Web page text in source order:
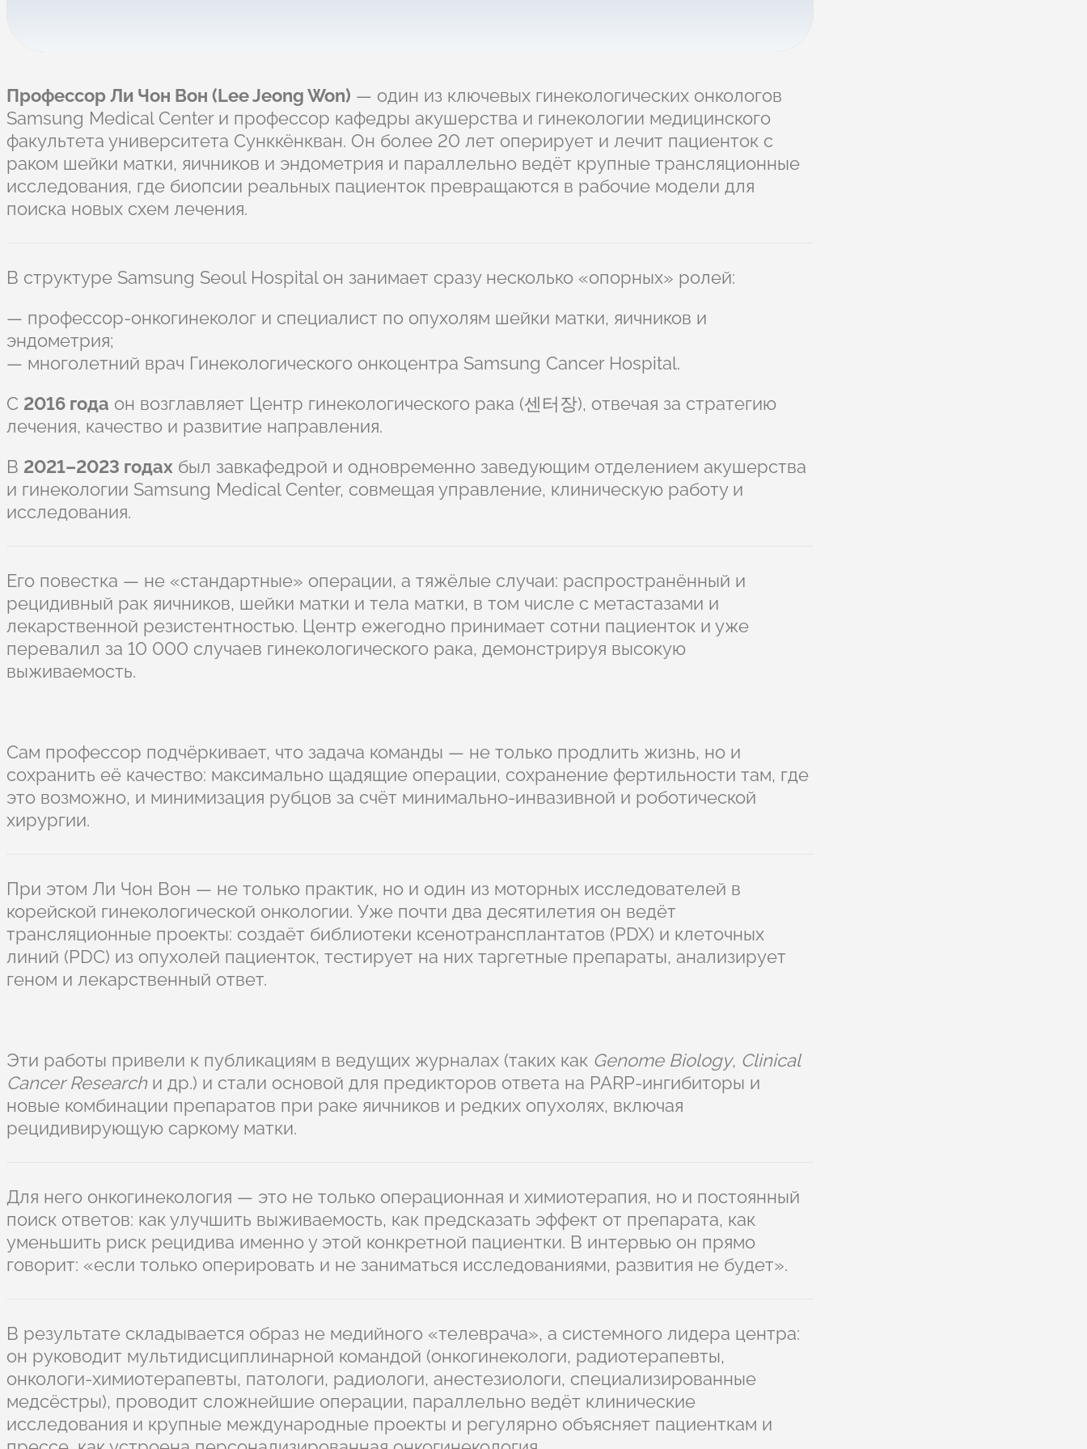
Профессор Ли Чон Вон (Lee Jeong Won) — один из ключевых гинекологических онкологов
Samsung Medical Center и профессор кафедры акушерства и гинекологии медицинского
факультета университета Сунккёнкван. Он более 20 лет оперирует и лечит пациенток с
раком шейки матки, яичников и эндометрия и параллельно ведёт крупные трансляционные
исследования, где биопсии реальных пациенток превращаются в рабочие модели для
поиска новых схем лечения.
В структуре Samsung Seoul Hospital он занимает сразу несколько «опорных» ролей:
— профессор-онкогинеколог и специалист по опухолям шейки матки, яичников и
эндометрия;
— многолетний врач Гинекологического онкоцентра Samsung Cancer Hospital.
С 2016 года он возглавляет Центр гинекологического рака (센터장), отвечая за стратегию
лечения, качество и развитие направления.
В 2021–2023 годах был завкафедрой и одновременно заведующим отделением акушерства
и гинекологии Samsung Medical Center, совмещая управление, клиническую работу и
исследования.
Его повестка — не «стандартные» операции, а тяжёлые случаи: распространённый и
рецидивный рак яичников, шейки матки и тела матки, в том числе с метастазами и
лекарственной резистентностью. Центр ежегодно принимает сотни пациенток и уже
перевалил за 10 000 случаев гинекологического рака, демонстрируя высокую
выживаемость.
Сам профессор подчёркивает, что задача команды — не только продлить жизнь, но и
сохранить её качество: максимально щадящие операции, сохранение фертильности там, где
это возможно, и минимизация рубцов за счёт минимально-инвазивной и роботической
хирургии.
При этом Ли Чон Вон — не только практик, но и один из моторных исследователей в
корейской гинекологической онкологии. Уже почти два десятилетия он ведёт
трансляционные проекты: создаёт библиотеки ксенотрансплантатов (PDX) и клеточных
линий (PDC) из опухолей пациенток, тестирует на них таргетные препараты, анализирует
геном и лекарственный ответ.
Эти работы привели к публикациям в ведущих журналах (таких как Genome Biology, Clinical
Cancer Researchи др.) и стали основой для предикторов ответа на PARP-ингибиторы и
новые комбинации препаратов при раке яичников и редких опухолях, включая
рецидивирующую саркому матки.
Для него онкогинекология — это не только операционная и химиотерапия, но и постоянный
поиск ответов: как улучшить выживаемость, как предсказать эффект от препарата, как
уменьшить риск рецидива именно у этой конкретной пациентки. В интервью он прямо
говорит: «если только оперировать и не заниматься исследованиями, развития не будет».
В результате складывается образ не медийного «телеврача», а системного лидера центра:
он руководит мультидисциплинарной командой (онкогинекологи, радиотерапевты,
онкологи-химиотерапевты, патологи, радиологи, анестезиологи, специализированные
медсёстры), проводит сложнейшие операции, параллельно ведёт клинические
исследования и крупные международные проекты и регулярно объясняет пациенткам и